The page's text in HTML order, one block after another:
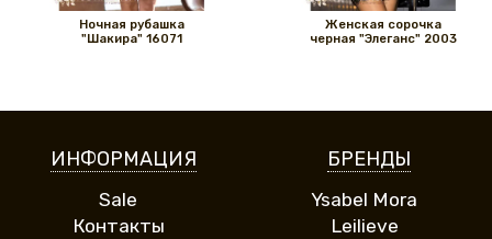
Ночная рубашка
"Шакира" 16071
Женская сорочка
черная "Элеганс" 2003
ИНФОРМАЦИЯ
Sale
Контакты
БРЕНДЫ
Ysabel Mora
Leilieve